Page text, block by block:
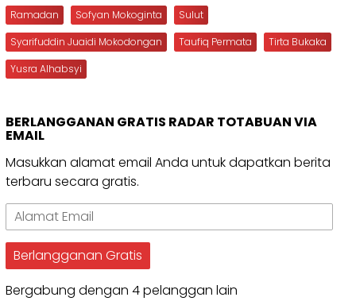
Ramadan
Sofyan Mokoginta
Sulut
Syarifuddin Juaidi Mokodongan
Taufiq Permata
Tirta Bukaka
Yusra Alhabsyi
BERLANGGANAN GRATIS RADAR TOTABUAN VIA
EMAIL
Masukkan alamat email Anda untuk dapatkan berita
terbaru secara gratis.
Alamat
Email
Berlangganan Gratis
Bergabung dengan 4 pelanggan lain